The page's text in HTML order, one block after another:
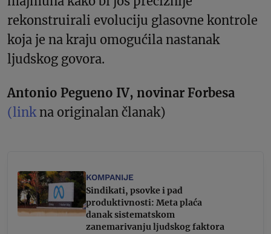
rekonstruirali evoluciju glasovne kontrole
koja je na kraju omogućila nastanak
ljudskog govora.
Antonio Pegueno IV, novinar Forbesa
(link na originalan članak)
KOMPANIJE
Sindikati, psovke i pad
produktivnosti: Meta plaća
danak sistematskom
zanemarivanju ljudskog faktora